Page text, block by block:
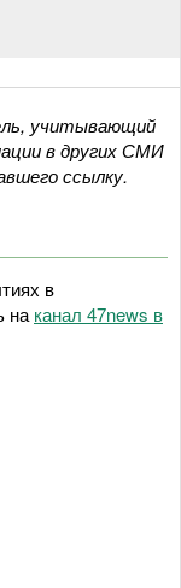
учитывающий
в других СМИ
ссылку.
в
на канал 47news в